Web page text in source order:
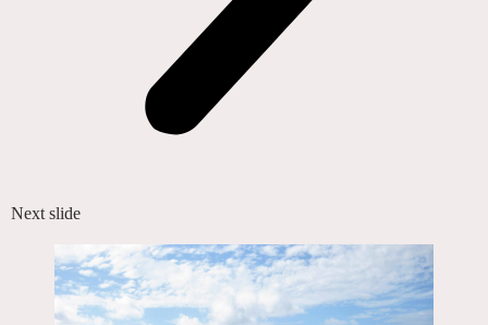
Next slide